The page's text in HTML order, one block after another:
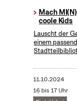
Mach
coole Kids
Lauscht der
einem
11.10.2024
16 bis 17 Uhr